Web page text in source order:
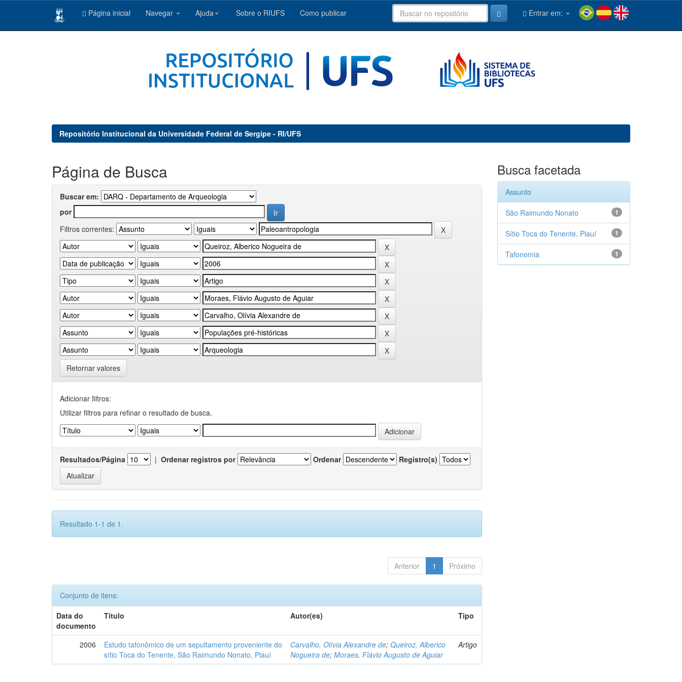
Página inicial Navegar Ajuda Sobre o RIUFS Como publicar Entrar em:
Repositório Institucional da Universidade Federal de Sergipe - RI/UFS
Página de Busca
Buscar em:
por
Filtros correntes:
Retornar valores
Adicionar filtros:
Utilizar filtros para refinar o resultado de busca.
Resultados/Página | Ordenar registros por Ordenar Registro(s)
Resultado 1-1 de 1.
Anterior 1 Próximo
Conjunto de itens:
Data do
documento
Título Autor(es) Tipo
2006
Estudo tafonômico de um sepultamento proveniente do
sítio Toca do Tenente, São Raimundo Nonato, Piauí
Carvalho, Olívia Alexandre de;Queiroz, Alberico
Nogueira de;Moraes, Flávio Augusto de Aguiar
Artigo
Busca facetada
Assunto
1
São Raimundo Nonato
1
Sítio Toca do Tenente, Piauí
1
Tafonomia